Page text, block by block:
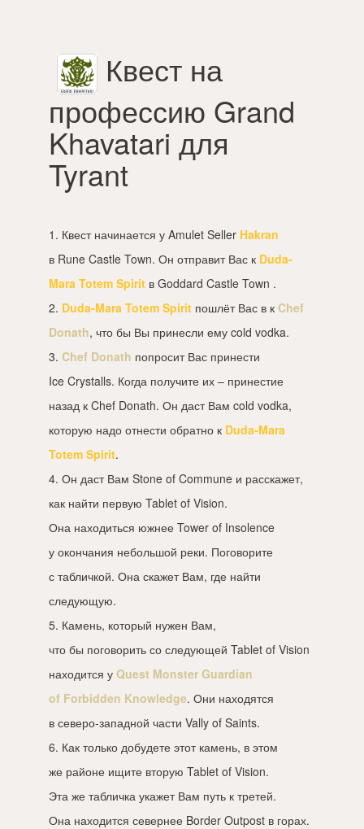
Квест на
профессию Grand
Khavatari для
Tyrant
1. Квест начинается у Amulet Seller Hakran
в Rune Castle Town. Он отправит Вас к Duda-
Mara Totem Spirit в Goddard Castle Town .
2. Duda-Mara Totem Spirit пошлёт Вас в к Chef
Donath, что бы Вы принесли ему cold vodka.
3. Chef Donath попросит Вас принести
Ice Crystalls. Когда получите их – принестие
назад к Chef Donath. Он даст Вам cold vodka,
которую надо отнести обратно к Duda-Mara
Totem Spirit.
4. Он даст Вам Stone of Commune и расскажет,
как найти первую Tablet of Vision.
Она находиться южнее Tower of Insolence
у окончания небольшой реки. Поговорите
с табличкой. Она скажет Вам, где найти
следующую.
5. Камень, который нужен Вам,
что бы поговорить со следующей Tablet of Vision
находится у Quest Monster Guardian
of Forbidden Knowledge. Они находятся
в северо-западной части Vally of Saints.
6. Как только добудете этот камень, в этом
же районе ищите вторую Tablet of Vision.
Эта же табличка укажет Вам путь к третей.
Она находится севернее Border Outpost в горах.